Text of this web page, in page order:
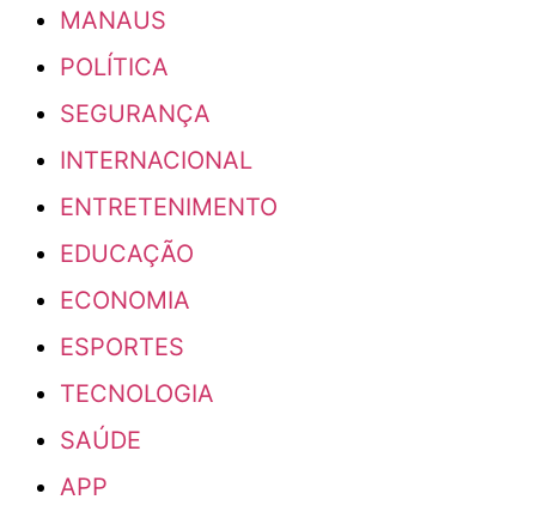
MANAUS
POLÍTICA
SEGURANÇA
INTERNACIONAL
ENTRETENIMENTO
EDUCAÇÃO
ECONOMIA
ESPORTES
TECNOLOGIA
SAÚDE
APP